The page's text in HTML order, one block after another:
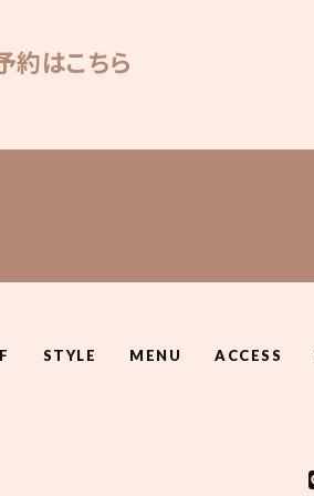
約はこちら
STYLE MENU ACCESS